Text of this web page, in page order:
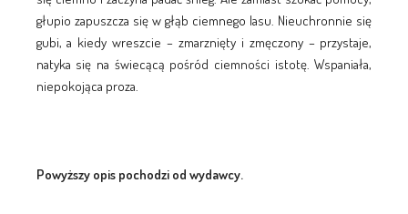
głupio zapuszcza się w głąb ciemnego lasu. Nieuchronnie się
gubi, a kiedy wreszcie – zmarznięty i zmęczony – przystaje,
natyka się na świecącą pośród ciemności istotę. Wspaniała,
niepokojąca proza.
Powyższy opis pochodzi od wydawcy.